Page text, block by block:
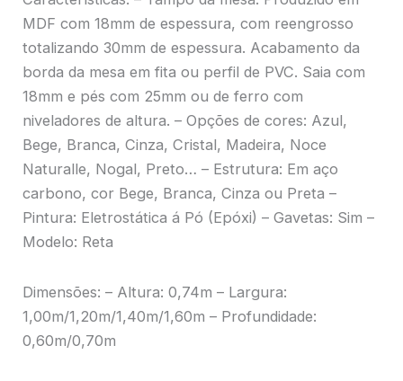
MDF com 18mm de espessura, com reengrosso
totalizando 30mm de espessura. Acabamento da
borda da mesa em fita ou perfil de PVC. Saia com
18mm e pés com 25mm ou de ferro com
niveladores de altura. – Opções de cores: Azul,
Bege, Branca, Cinza, Cristal, Madeira, Noce
Naturalle, Nogal, Preto… – Estrutura: Em aço
carbono, cor Bege, Branca, Cinza ou Preta –
Pintura: Eletrostática á Pó (Epóxi) – Gavetas: Sim –
Modelo: Reta
Dimensões: – Altura: 0,74m – Largura:
1,00m/1,20m/1,40m/1,60m – Profundidade:
0,60m/0,70m